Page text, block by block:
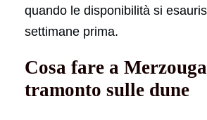
quando le disponibilità si
settimane prima.
Cosa fare a
tramonto sulle dune